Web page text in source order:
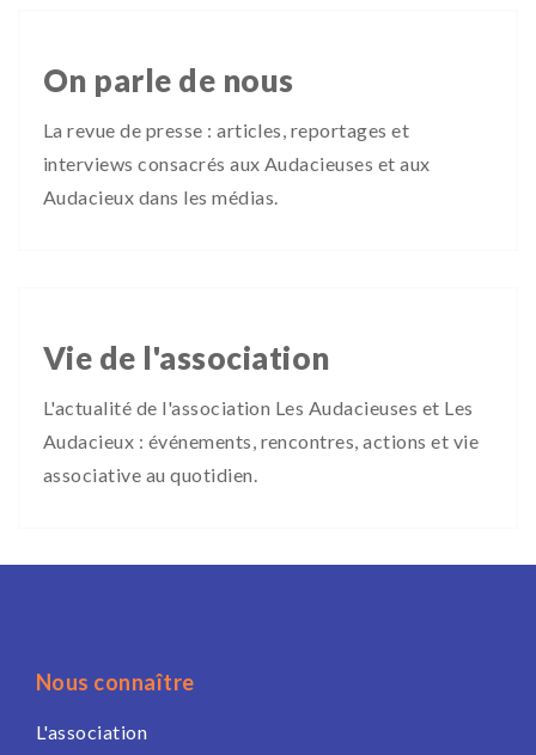
On parle de nous
La revue de presse : articles, reportages et
interviews consacrés aux Audacieuses et aux
Audacieux dans les médias.
Vie de l'association
L'actualité de l'association Les Audacieuses et Les
Audacieux : événements, rencontres, actions et vie
associative au quotidien.
Nous connaître
L'association